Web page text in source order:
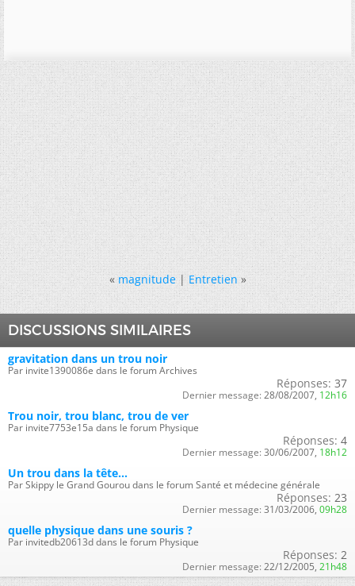
« magnitude|Entretien »
DISCUSSIONS SIMILAIRES
gravitation dans un trou noir
Par invite1390086e dans le forum Archives
Réponses: 37
Dernier message: 28/08/2007, 12h16
Trou noir, trou blanc, trou de ver
Par invite7753e15a dans le forum Physique
Réponses: 4
Dernier message: 30/06/2007, 18h12
Un trou dans la tête...
Par Skippy le Grand Gourou dans le forum Santé et médecine générale
Réponses: 23
Dernier message: 31/03/2006, 09h28
quelle physique dans une souris ?
Par invitedb20613d dans le forum Physique
Réponses: 2
Dernier message: 22/12/2005, 21h48